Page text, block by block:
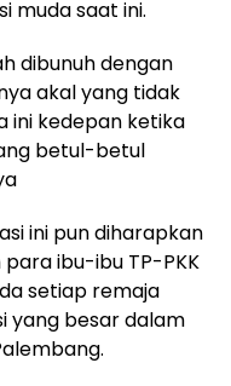
muda saat ini.
dibunuh dengan
akal yang tidak
ini kedepan ketika
betul-betul
ini pun diharapkan
ibu-ibu TP-PKK
setiap remaja
yang besar dalam